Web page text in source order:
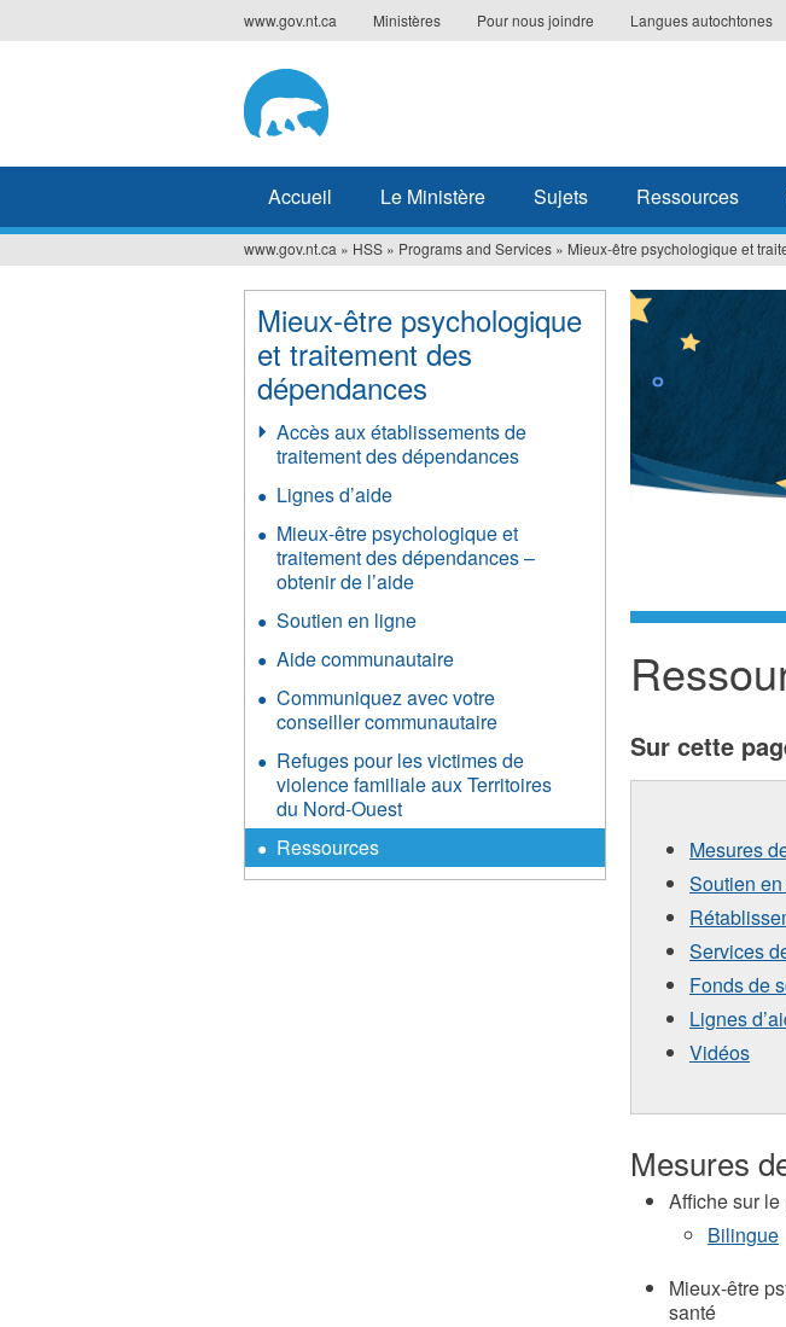
to
www.gov.nt.ca Ministères Pour nous joindre Langues autochtones
Accueil Le Ministère Sujets Ressources
Vous
êtes
ici
www.gov.nt.ca » HSS » Programs and Services » Mieux-être psychologique et
Sur cette
Mesures
Soutien
Services
Fonds de
Lignes
Vidéos
Mesures
Affiche sur
Bilingue
Mieux-être
santé
Mieux-être psychologique
et traitement des
dépendances
Accès aux établissements de
traitement des dépendances
Lignes d’aide
Mieux-être psychologique et
traitement des dépendances –
obtenir de l’aide
Soutien en ligne
Aide communautaire
Communiquez avec votre
conseiller communautaire
Refuges pour les victimes de
violence familiale aux Territoires
du Nord-Ouest
Ressources